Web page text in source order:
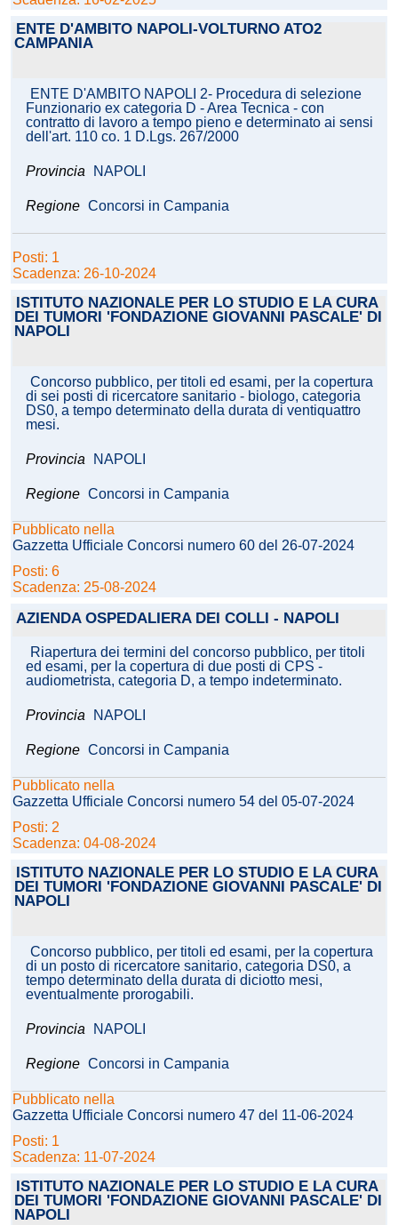
ENTE D'AMBITO NAPOLI-VOLTURNO ATO2
CAMPANIA
ENTE D'AMBITO NAPOLI 2- Procedura di selezione
Funzionario ex categoria D - Area Tecnica - con
contratto di lavoro a tempo pieno e determinato ai sensi
dell'art. 110 co. 1 D.Lgs. 267/2000
Provincia NAPOLI
Regione Concorsi in Campania
Posti: 1
Scadenza: 26-10-2024
ISTITUTO NAZIONALE PER LO STUDIO E LA CURA
DEI TUMORI 'FONDAZIONE GIOVANNI PASCALE' DI
NAPOLI
Concorso pubblico, per titoli ed esami, per la copertura
di sei posti di ricercatore sanitario - biologo, categoria
DS0, a tempo determinato della durata di ventiquattro
mesi.
Provincia NAPOLI
Regione Concorsi in Campania
Pubblicato nella
Gazzetta Ufficiale Concorsi numero 60 del 26-07-2024
Posti: 6
Scadenza: 25-08-2024
AZIENDA OSPEDALIERA DEI COLLI - NAPOLI
Riapertura dei termini del concorso pubblico, per titoli
ed esami, per la copertura di due posti di CPS -
audiometrista, categoria D, a tempo indeterminato.
Provincia NAPOLI
Regione Concorsi in Campania
Pubblicato nella
Gazzetta Ufficiale Concorsi numero 54 del 05-07-2024
Posti: 2
Scadenza: 04-08-2024
ISTITUTO NAZIONALE PER LO STUDIO E LA CURA
DEI TUMORI 'FONDAZIONE GIOVANNI PASCALE' DI
NAPOLI
Concorso pubblico, per titoli ed esami, per la copertura
di un posto di ricercatore sanitario, categoria DS0, a
tempo determinato della durata di diciotto mesi,
eventualmente prorogabili.
Provincia NAPOLI
Regione Concorsi in Campania
Pubblicato nella
Gazzetta Ufficiale Concorsi numero 47 del 11-06-2024
Posti: 1
Scadenza: 11-07-2024
ISTITUTO NAZIONALE PER LO STUDIO E LA CURA
DEI TUMORI 'FONDAZIONE GIOVANNI PASCALE' DI
NAPOLI